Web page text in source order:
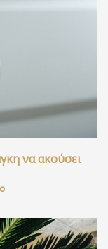
να ακούσει